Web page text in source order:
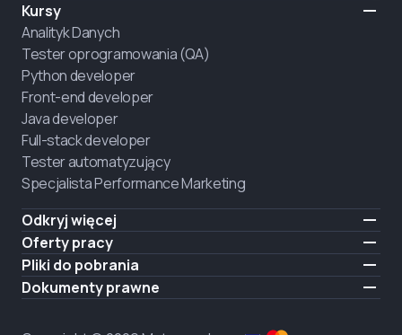
Kursy
Analityk Danych
Tester oprogramowania (QA)
Python developer
Front-end developer
Java developer
Full-stack developer
Tester automatyzujący
Specjalista Performance Marketing
Odkryj więcej
Formaty nauczania
O nas
Ogłoszenie
Oferty pracy
Zatrudnij absolwenta
Pliki do pobrania
iOS
Dokumenty prawne
Polityka prywatności